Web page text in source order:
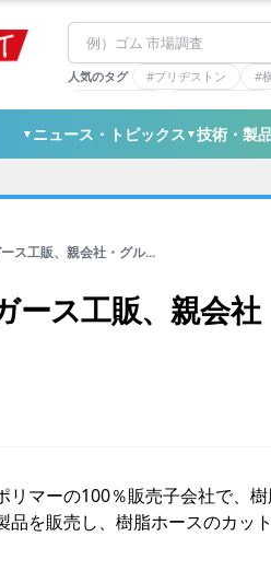
人気のタグ #ブリヂストン #
#日本ゼオン
#ニッタ #
#東ソー
▼ ニュース・トピックス ▼技術・製
ス工販、親会社・グル...
ース工販、親会
マーの100％販売子会社で、
品を販売し、樹脂ホースのカッ